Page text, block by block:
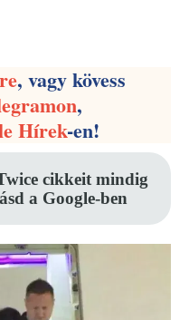
, vagy kövess
,
Hírek-en!
cikkeit mindig
a Google-ben